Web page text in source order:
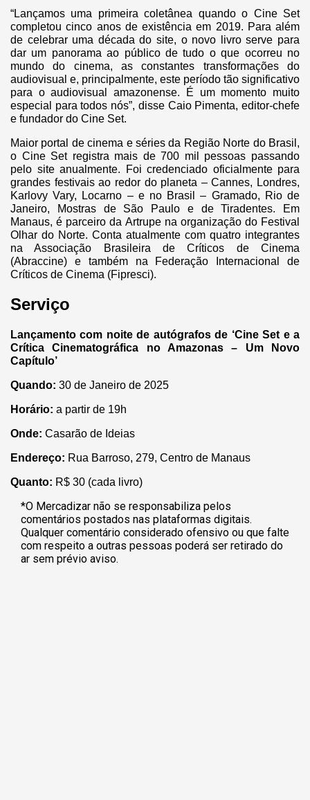
“Lançamos uma primeira coletânea quando o Cine Set
completou cinco anos de existência em 2019. Para além
de celebrar uma década do site, o novo livro serve para
dar um panorama ao público de tudo o que ocorreu no
mundo do cinema, as constantes transformações do
audiovisual e, principalmente, este período tão significativo
para o audiovisual amazonense. É um momento muito
especial para todos nós”, disse Caio Pimenta, editor-chefe
e fundador do Cine Set.
Maior portal de cinema e séries da Região Norte do Brasil,
o Cine Set registra mais de 700 mil pessoas passando
pelo site anualmente. Foi credenciado oficialmente para
grandes festivais ao redor do planeta – Cannes, Londres,
Karlovy Vary, Locarno – e no Brasil – Gramado, Rio de
Janeiro, Mostras de São Paulo e de Tiradentes. Em
Manaus, é parceiro da Artrupe na organização do Festival
Olhar do Norte. Conta atualmente com quatro integrantes
na Associação Brasileira de Críticos de Cinema
(Abraccine) e também na Federação Internacional de
Críticos de Cinema (Fipresci).
Serviço
Lançamento com noite de autógrafos de ‘Cine Set e a
Crítica Cinematográfica no Amazonas – Um Novo
Capítulo’
Quando: 30 de Janeiro de 2025
Horário: a partir de 19h
Onde: Casarão de Ideias
Endereço: Rua Barroso, 279, Centro de Manaus
Quanto: R$ 30 (cada livro)
*O Mercadizar não se responsabiliza pelos
comentários postados nas plataformas digitais.
Qualquer comentário considerado ofensivo ou que falte
com respeito a outras pessoas poderá ser retirado do
ar sem prévio aviso.